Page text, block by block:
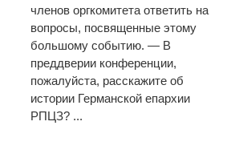
членов оргкомитета ответить на
вопросы, посвященные этому
большому событию. — В
преддверии конференции,
пожалуйста, расскажите об
истории Германской епархии
РПЦЗ? ...